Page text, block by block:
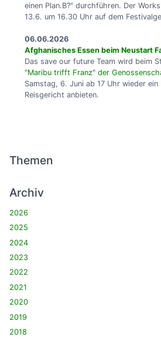
einen Plan.B?" durchführen. Der
13.6. um 16.30 Uhr auf dem
06.06.2026
Afghanisches Essen beim Neustart
Das save our future Team wird beim
"Maribu trifft Franz" der
Samstag, 6. Juni ab 17 Uhr wieder
Reisgericht anbieten.
Themen
Archiv
2026
2025
2024
2023
2022
2021
2020
2019
2018